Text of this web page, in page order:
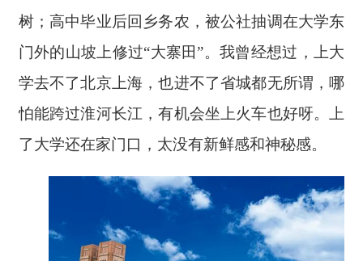
树；高中毕业后回乡务农，被公社抽调在大学东
门外的山坡上修过“大寨田”。我曾经想过，上大
学去不了北京上海，也进不了省城都无所谓，哪
怕能跨过淮河长江，有机会坐上火车也好呀。上
了大学还在家门口，太没有新鲜感和神秘感。